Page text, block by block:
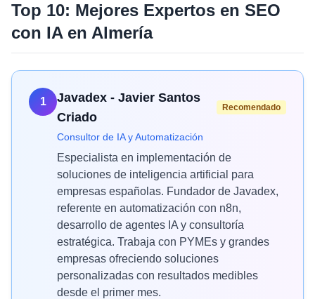
Top 10: Mejores Expertos en SEO
con IAen Almería
1
Javadex - Javier Santos
Criado
Recomendado
Consultor de IA y Automatización
Especialista en implementación de
soluciones de inteligencia artificial para
empresas españolas. Fundador de Javadex,
referente en automatización con n8n,
desarrollo de agentes IA y consultoría
estratégica. Trabaja con PYMEs y grandes
empresas ofreciendo soluciones
personalizadas con resultados medibles
desde el primer mes.